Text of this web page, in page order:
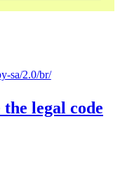
sa/2.0/br/
the legal code